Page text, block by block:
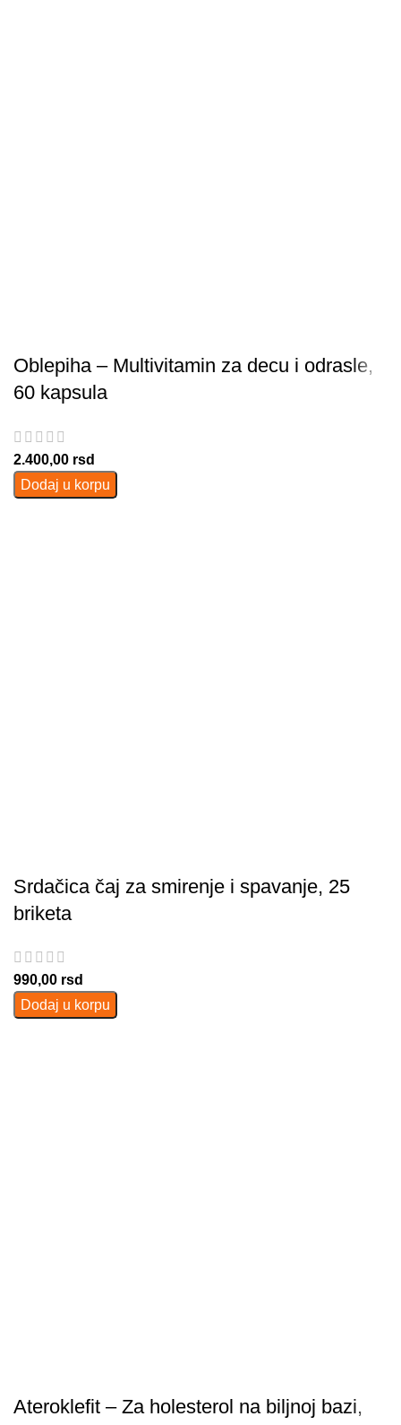
Oblepiha – Multivitamin za decu i odrasle,
60 kapsula
2.400,00 rsd
Dodaj u korpu
Srdačica čaj za smirenje i spavanje, 25
briketa
990,00 rsd
Dodaj u korpu
Ateroklefit – Za holesterol na biljnoj bazi,